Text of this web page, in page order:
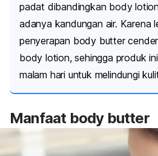
padat dibandingkan body lotion
adanya kandungan air. Karena
penyerapan body butter
body lotion, sehingga produk
malam hari untuk melindungi
Manfaat body butter